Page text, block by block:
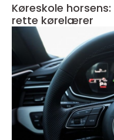
Køreskole
rette kørelærer